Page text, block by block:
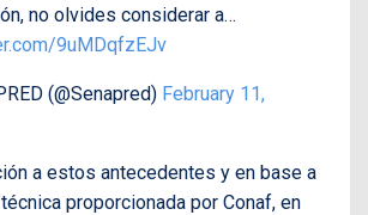
no olvides considerar a…
9uMDqfzEJv
(@Senapred) February 11,
a estos antecedentes y en base a
proporcionada por Conaf, en